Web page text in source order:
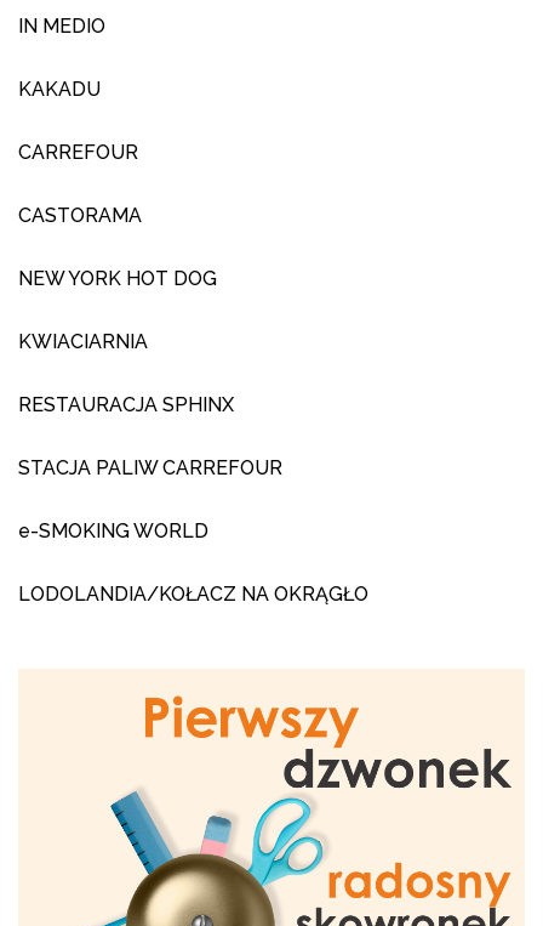
IN MEDIO
KAKADU
CARREFOUR
CASTORAMA
NEW YORK HOT DOG
KWIACIARNIA
RESTAURACJA SPHINX
STACJA PALIW CARREFOUR
e-SMOKING WORLD
LODOLANDIA/KOŁACZ NA OKRĄGŁO